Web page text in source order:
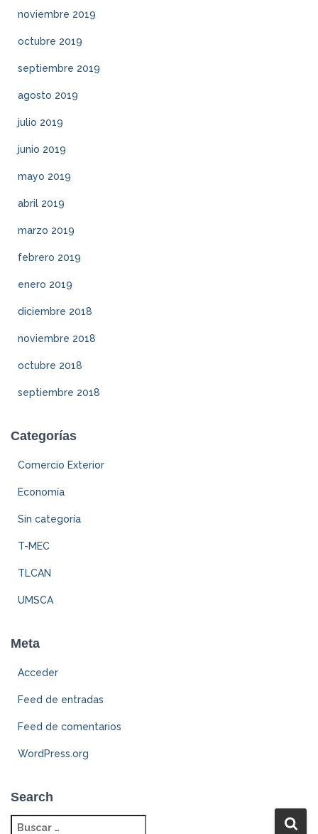
noviembre 2019
octubre 2019
septiembre 2019
agosto 2019
julio 2019
junio 2019
mayo 2019
abril 2019
marzo 2019
febrero 2019
enero 2019
diciembre 2018
noviembre 2018
octubre 2018
septiembre 2018
Categorías
Comercio Exterior
Economía
Sin categoría
T-MEC
TLCAN
UMSCA
Meta
Acceder
Feed de entradas
Feed de comentarios
WordPress.org
Search